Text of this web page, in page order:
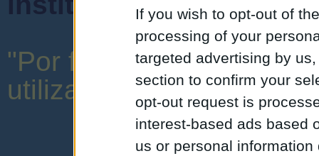
If you wish to opt-out of
processing of your
targeted advertising by
section to confirm your
opt-out request is
interest-based ads based
us or personal
"Por favor, no abuse de
utilizar una expresión y